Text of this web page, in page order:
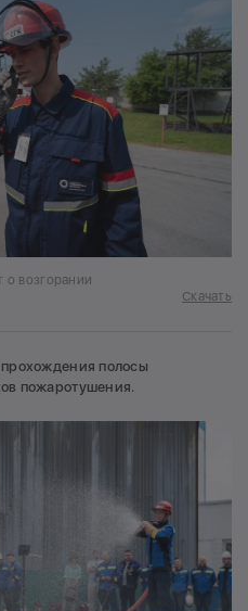
о возгорании
Скачать
полосы
пожаротушения.